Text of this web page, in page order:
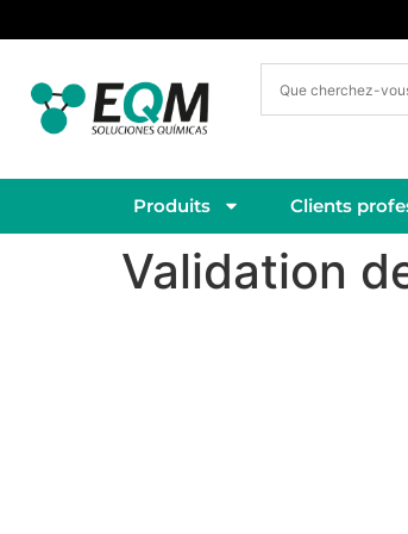
Livraison sous 3 à 5 jours ouvrés
Produits Clients
Validation